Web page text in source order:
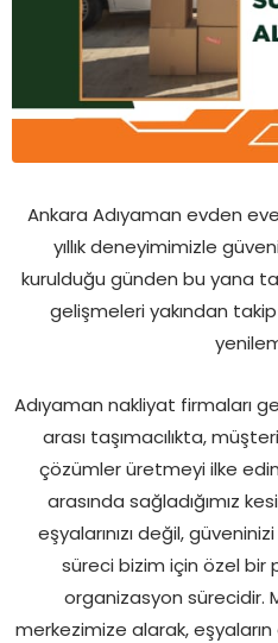
Ankara Adıyaman evden
yıllık deneyimimizle
kurulduğu günden bu yana
gelişmeleri yakından
Adıyaman nakliyat firmaları
arası taşımacılıkta,
çözümler üretmeyi ilke
arasında sağladığımız
eşyalarınızı değil,
süreci bizim için özel bir
organizasyon sürecidir.
merkezimize alarak, eşyaların